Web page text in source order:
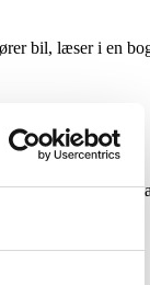
bil, læser i en
hvor der
og hovedpine.